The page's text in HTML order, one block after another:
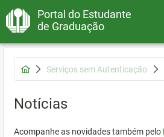
Portal do Estudante
de Graduação
Serviços sem Autenticação
Notícias
Acompanhe as novidades também pelo